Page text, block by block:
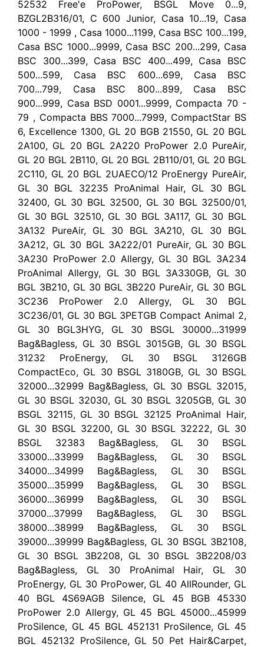
52532 Free'e ProPower, BSGL Move 0...9,
BZGL2B316/01, C 600 Junior, Casa 10...19, Casa
1000 - 1999 , Casa 1000...1199, Casa BSC 100...199,
Casa BSC 1000...9999, Casa BSC 200...299, Casa
BSC 300...399, Casa BSC 400...499, Casa BSC
500...599, Casa BSC 600...699, Casa BSC
700...799, Casa BSC 800...899, Casa BSC
900...999, Casa BSD 0001...9999, Compacta 70 -
79 , Compacta BBS 7000...7999, CompactStar BS
6, Excellence 1300, GL 20 BGB 21550, GL 20 BGL
2A100, GL 20 BGL 2A220 ProPower 2.0 PureAir,
GL 20 BGL 2B110, GL 20 BGL 2B110/01, GL 20 BGL
2C110, GL 20 BGL 2UAECO/12 ProEnergy PureAir,
GL 30 BGL 32235 ProAnimal Hair, GL 30 BGL
32400, GL 30 BGL 32500, GL 30 BGL 32500/01,
GL 30 BGL 32510, GL 30 BGL 3A117, GL 30 BGL
3A132 PureAir, GL 30 BGL 3A210, GL 30 BGL
3A212, GL 30 BGL 3A222/01 PureAir, GL 30 BGL
3A230 ProPower 2.0 Allergy, GL 30 BGL 3A234
ProAnimal Allergy, GL 30 BGL 3A330GB, GL 30
BGL 3B210, GL 30 BGL 3B220 PureAir, GL 30 BGL
3C236 ProPower 2.0 Allergy, GL 30 BGL
3C236/01, GL 30 BGL 3PETGB Compact Animal 2,
GL 30 BGL3HYG, GL 30 BSGL 30000...31999
Bag&Bagless, GL 30 BSGL 3015GB, GL 30 BSGL
31232 ProEnergy, GL 30 BSGL 3126GB
CompactEco, GL 30 BSGL 3180GB, GL 30 BSGL
32000...32999 Bag&Bagless, GL 30 BSGL 32015,
GL 30 BSGL 32030, GL 30 BSGL 3205GB, GL 30
BSGL 32115, GL 30 BSGL 32125 ProAnimal Hair,
GL 30 BSGL 32200, GL 30 BSGL 32222, GL 30
BSGL 32383 Bag&Bagless, GL 30 BSGL
33000...33999 Bag&Bagless, GL 30 BSGL
34000...34999 Bag&Bagless, GL 30 BSGL
35000...35999 Bag&Bagless, GL 30 BSGL
36000...36999 Bag&Bagless, GL 30 BSGL
37000...37999 Bag&Bagless, GL 30 BSGL
38000...38999 Bag&Bagless, GL 30 BSGL
39000...39999 Bag&Bagless, GL 30 BSGL 3B2108,
GL 30 BSGL 3B2208, GL 30 BSGL 3B2208/03
Bag&Bagless, GL 30 ProAnimal Hair, GL 30
ProEnergy, GL 30 ProPower, GL 40 AllRounder, GL
40 BGL 4S69AGB Silence, GL 45 BGB 45330
ProPower 2.0 Allergy, GL 45 BGL 45000...45999
ProSilence, GL 45 BGL 452131 ProSilence, GL 45
BGL 452132 ProSilence, GL 50 Pet Hair&Carpet,